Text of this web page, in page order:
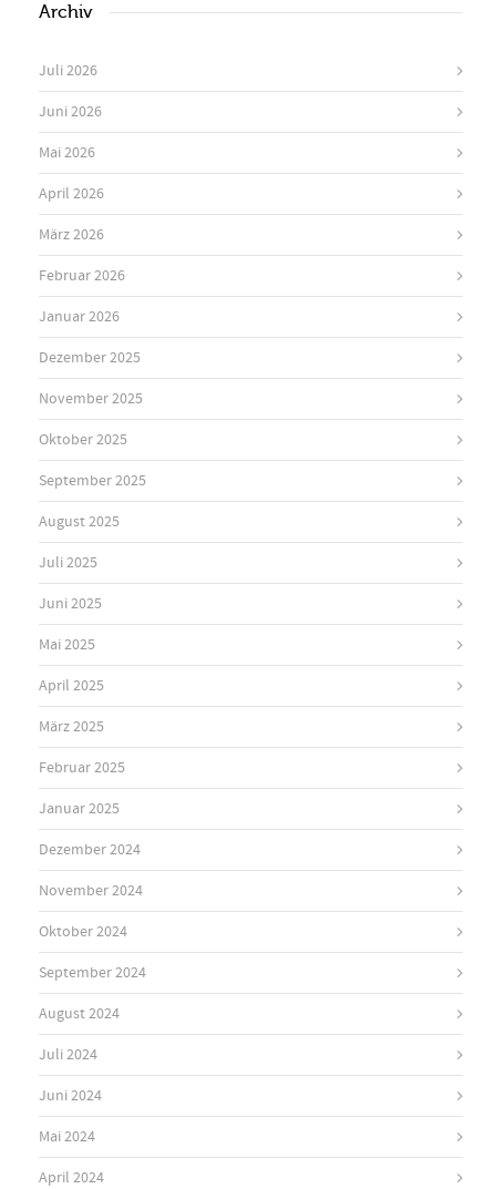
Archiv
Juli 2026
Juni 2026
Mai 2026
April 2026
März 2026
Februar 2026
Januar 2026
Dezember 2025
November 2025
Oktober 2025
September 2025
August 2025
Juli 2025
Juni 2025
Mai 2025
April 2025
März 2025
Februar 2025
Januar 2025
Dezember 2024
November 2024
Oktober 2024
September 2024
August 2024
Juli 2024
Juni 2024
Mai 2024
April 2024